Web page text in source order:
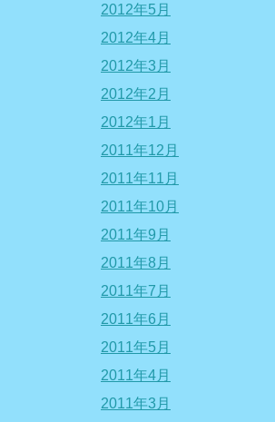
2012年5月
2012年4月
2012年3月
2012年2月
2012年1月
2011年12月
2011年11月
2011年10月
2011年9月
2011年8月
2011年7月
2011年6月
2011年5月
2011年4月
2011年3月